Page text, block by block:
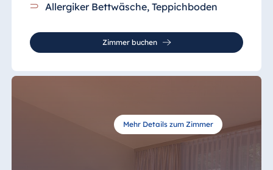
Allergiker Bettwäsche, Teppichboden
Zimmer buchen
Mehr Details zum Zimmer